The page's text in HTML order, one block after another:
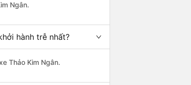
Ngân.
hành trễ nhất?
Thảo Kim Ngân.